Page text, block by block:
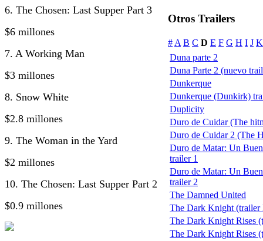
6. The Chosen: Last Supper Part 3
$6 millones
7. A Working Man
$3 millones
8. Snow White
$2.8 millones
9. The Woman in the Yard
$2 millones
10. The Chosen: Last Supper Part 2
$0.9 millones
Otros Trailers
# A B C D E F G H I J K
Duna parte 2
Duna Parte 2 (nuevo
Dunkerque
Dunkerque (Dunkirk)
Duplicity
Duro de Cuidar (The
Duro de Cuidar 2 (The
Duro de Matar: Un
trailer 1
Duro de Matar: Un
trailer 2
The Damned United
The Dark Knight (trailer
The Dark Knight Rises
The Dark Knight Rises